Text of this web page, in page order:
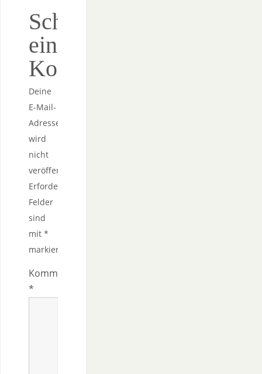
Schreibe
einen
Kommentar
Deine
E-Mail-
Adresse
wird
nicht
veröffentlicht.
Erforderliche
Felder
sind
mit *
markiert
Kommentar
*